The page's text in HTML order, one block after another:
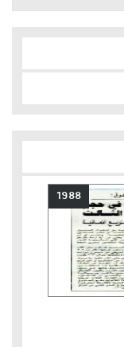
1988